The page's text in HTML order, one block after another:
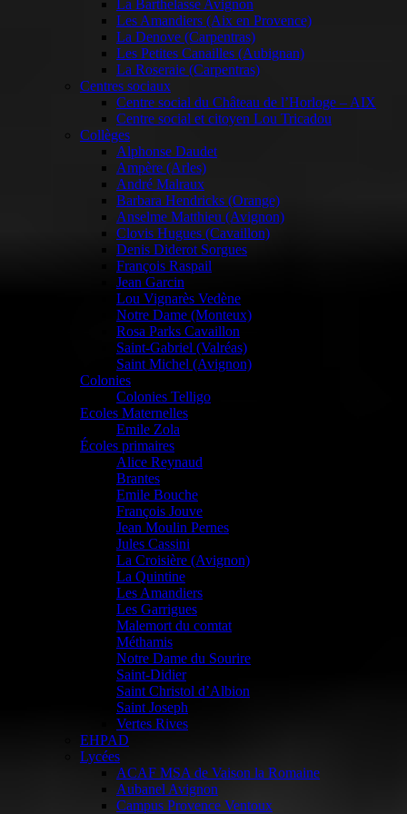
La Barthelasse Avignon
Les Amandiers (Aix en Provence)
La Denove (Carpentras)
Les Petites Canailles (Aubignan)
La Roseraie (Carpentras)
Centres sociaux
Centre social du Château de l’Horloge – AIX
Centre social et citoyen Lou Tricadou
Collèges
Alphonse Daudet
Ampère (Arles)
André Malraux
Barbara Hendricks (Orange)
Anselme Matthieu (Avignon)
Clovis Hugues (Cavaillon)
Denis Diderot Sorgues
François Raspail
Jean Garcin
Lou Vignarès Vedène
Notre Dame (Monteux)
Rosa Parks Cavaillon
Saint-Gabriel (Valréas)
Saint Michel (Avignon)
Colonies
Colonies Telligo
Ecoles Maternelles
Emile Zola
Écoles primaires
Alice Reynaud
Brantes
Emile Bouche
François Jouve
Jean Moulin Pernes
Jules Cassini
La Croisière (Avignon)
La Quintine
Les Amandiers
Les Garrigues
Malemort du comtat
Méthamis
Notre Dame du Sourire
Saint-Didier
Saint Christol d’Albion
Saint Joseph
Vertes Rives
EHPAD
Lycées
ACAF MSA de Vaison la Romaine
Aubanel Avignon
Campus Provence Ventoux